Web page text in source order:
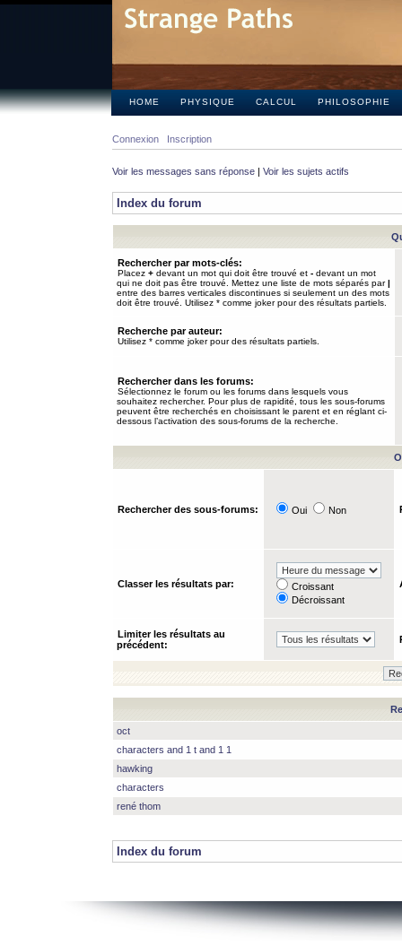
HOME PHYSIQUE CALCUL PHILOSOPHIE
Connexion Inscription
Voir les messages sans réponse | Voir les sujets actifs
Index du forum
Rechercher par mots-clés:
Placez + devant un mot qui doit être trouvé et - devant un mot
qui ne doit pas être trouvé. Mettez une liste de mots séparés par|
entre des barres verticales discontinues si seulement un des mots
doit être trouvé. Utilisez * comme joker pour des résultats partiels.
Recherche par auteur:
Utilisez * comme joker pour des résultats partiels.
Rechercher dans les forums:
Sélectionnez le forum ou les forums dans lesquels vous
souhaitez rechercher. Pour plus de rapidité, tous les sous-forums
peuvent être recherchés en choisissant le parent et en réglant ci-
dessous l’activation des sous-forums de la recherche.
Rechercher des sous-forums: Oui Non
Classer les résultats par:
Croissant
Décroissant
Limiter les résultats au
précédent:
oct
characters and 1 t and 1 1
hawking
characters
rené thom
Index du forum